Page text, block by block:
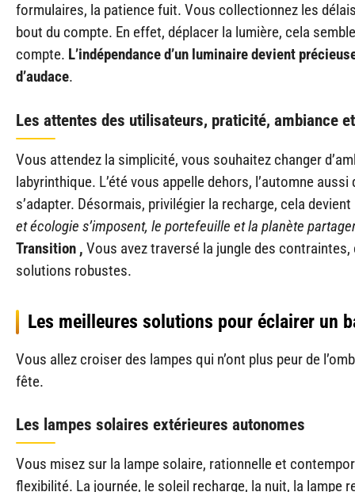
formulaires, la patience fuit. Vous collectionnez les
bout du compte. En effet, déplacer la lumière, cela
compte. L’indépendance d’un luminaire devient
d’audace.
Les attentes des utilisateurs, praticité, ambiance
Vous attendez la simplicité, vous souhaitez changer
labyrinthique. L’été vous appelle dehors, l’automne
s’adapter. Désormais, privilégier la recharge, cela
et écologie s’imposent, le portefeuille et la planète
Transition , Vous avez traversé la jungle des contraintes,
solutions robustes.
Les meilleures solutions pour éclairer un
Vous allez croiser des lampes qui n’ont plus peur de
fête.
Les lampes solaires extérieures autonomes
Vous misez sur la lampe solaire, rationnelle et
flexibilité. La journée, le soleil recharge, la nuit, la lampe